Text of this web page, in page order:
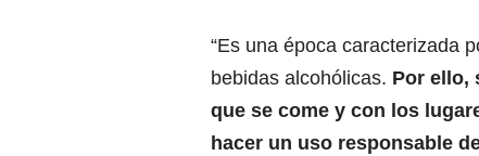
“Es una época caracterizada
bebidas alcohólicas. Por ello,
que se come y con los
hacer un uso responsable